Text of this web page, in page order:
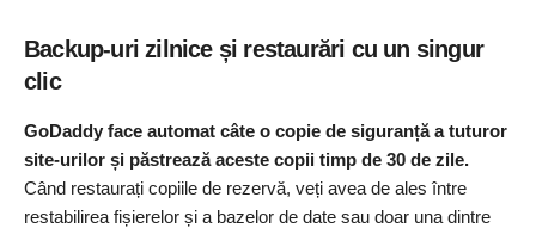
Backup-uri zilnice și restaurări cu un singur
clic
GoDaddy face automat câte o copie de siguranță a tuturor
site-urilor și păstrează aceste copii timp de 30 de zile.
Când restaurați copiile de rezervă, veți avea de ales între
restabilirea fișierelor și a bazelor de date sau doar una dintre